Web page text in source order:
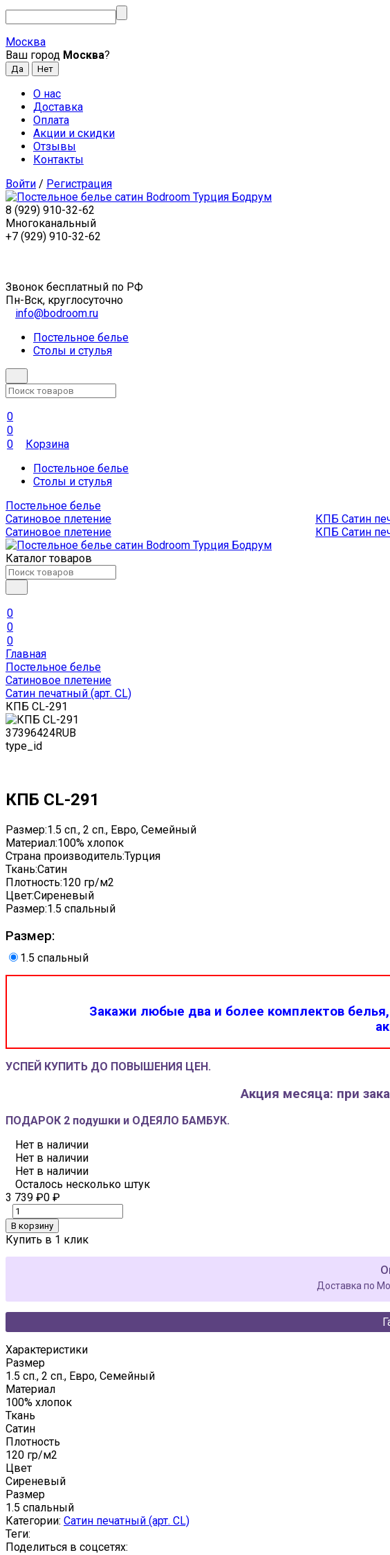
Москва
Ваш город Москва?
О нас
Доставка
Оплата
Акции и скидки
Отзывы
Контакты
Войти / Регистрация
8 (929) 910-32-62
Многоканальный
+7 (929) 910-32-62
Звонок бесплатный по РФ
Пн-Вск, круглосуточно
info@bodroom.ru
Постельное белье
Столы и стулья
0
0
0
Корзина
Постельное белье
Столы и стулья
Постельное белье
Сатиновое плетение
КПБ Сатин
Сатиновое плетение
КПБ Сатин
Каталог товаров
0
0
0
Главная
Постельное белье
Сатиновое плетение
Сатин печатный (арт. СL)
КПБ CL-291
37396424RUB
type_id
КПБ CL-291
Размер:1.5 сп., 2 сп., Евро, Семейный
Материал:100% хлопок
Страна производитель:Турция
Ткань:Сатин
Плотность:120 гр/м2
Цвет:Сиреневый
Размер:1.5 спальный
Размер:
1.5 спальный
Закажи любые два и более комплектов
УСПЕЙ КУПИТЬ ДО ПОВЫШЕНИЯ ЦЕН.
Акция месяца: при
ПОДАРОК 2 подушки и ОДЕЯЛО БАМБУК.
Нет в наличии
Нет в наличии
Нет в наличии
Осталось несколько штук
3 739 ₽0 ₽
В корзину
Купить в 1 клик
Доставка по
Характеристики
Размер
1.5 сп., 2 сп., Евро, Семейный
Материал
100% хлопок
Ткань
Сатин
Плотность
120 гр/м2
Цвет
Сиреневый
Размер
1.5 спальный
Категории: Сатин печатный (арт. СL)
Теги:
Поделиться в соцсетях: